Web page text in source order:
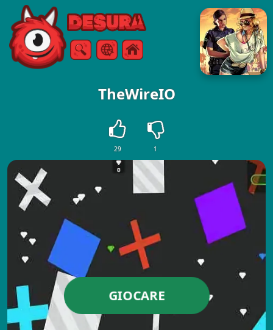
Free Online Games
RicercaMenù
TheWireIO
29 1
GIOCARE